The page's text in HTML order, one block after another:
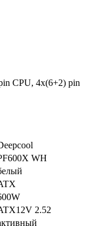
CPU, 4х(6+2) pin
WH
2.52